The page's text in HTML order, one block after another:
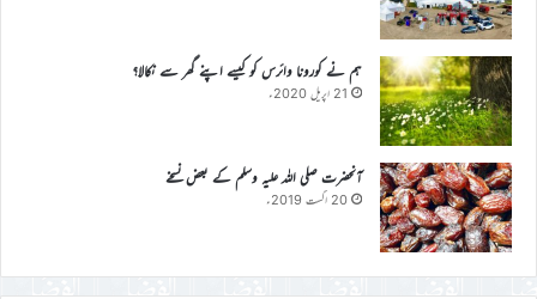
ہم نے کورونا وائرس کو کیسے اپنے گھر سے نکالا؟
21 اپریل 2020ء
آنحضرت صلی اللہ علیہ وسلم کے بعض نسخے
20 اگست 2019ء